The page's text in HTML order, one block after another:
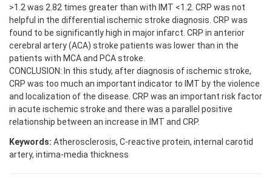
>1.2 was 2.82 times greater than with IMT <1.2. CRP was not
helpful in the differential ischemic stroke diagnosis. CRP was
found to be significantly high in major infarct. CRP in anterior
cerebral artery (ACA) stroke patients was lower than in the
patients with MCA and PCA stroke.
CONCLUSION: In this study, after diagnosis of ischemic stroke,
CRP was too much an important indicator to IMT by the violence
and localization of the disease. CRP was an important risk factor
in acute ischemic stroke and there was a parallel positive
relationship between an increase in IMT and CRP.
Keywords: Atherosclerosis, C-reactive protein, internal carotid
artery, intima-media thickness